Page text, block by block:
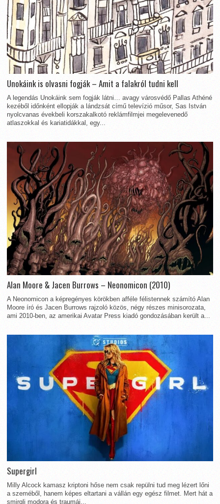
Unokáink is olvasni fogják – Amit a falakról tudni kell
A legendás Unokáink sem fogják látni… avagy városvédő Pallas Athéné
kezéből időnként ellopják a lándzsát című televízió műsor, Sas István
nyolcvanas évekbeli korszakalkotó reklámfilmjei megelevenedő
atlaszokkal és kariatidákkal, egy...
Alan Moore & Jacen Burrows – Neonomicon (2010)
A Neonomicon a képregényes körökben afféle félistennek számító Alan
Moore író és Jacen Burrows rajzoló közös, négy részes minisorozata,
ami 2010-ben, az amerikai Avatar Press kiadó gondozásában került a...
Supergirl
Milly Alcock kamasz kriptoni hőse nem csak repülni tud meg lézert lőni
a szeméből, hanem képes eltartani a vállán egy egész filmet. Mert hát a
smirgli modora és traumái...